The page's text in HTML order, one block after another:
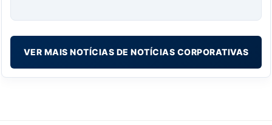
VER MAIS NOTÍCIAS DE NOTÍCIAS CORPORATIVAS